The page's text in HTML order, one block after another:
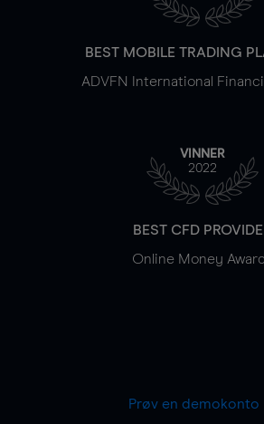
BEST MOBILE TRADING
ADVFN International
VINNER
2022
BEST CFD
Online Money
Prøv en demokonto